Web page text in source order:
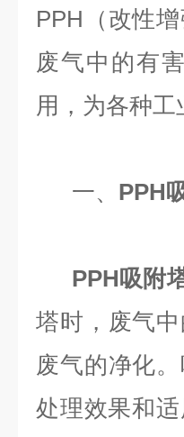
PPH（改性
废气中的有
用，为各种
一、 PPH
PPH吸附
塔时，废气
废气的净化
处理效果和